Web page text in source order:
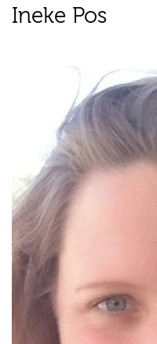
Ineke Pos